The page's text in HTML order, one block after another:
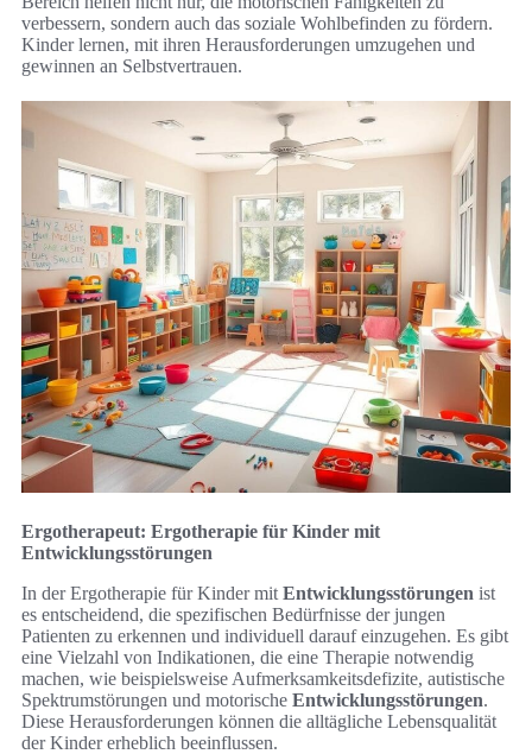
verbessern, sondern auch das soziale Wohlbefinden zu fördern.
Kinder lernen, mit ihren Herausforderungen umzugehen und
gewinnen an Selbstvertrauen.
Ergotherapeut: Ergotherapie für Kinder mit
Entwicklungsstörungen
In der Ergotherapie für Kinder mit Entwicklungsstörungen ist
es entscheidend, die spezifischen Bedürfnisse der jungen
Patienten zu erkennen und individuell darauf einzugehen. Es gibt
eine Vielzahl von Indikationen, die eine Therapie notwendig
machen, wie beispielsweise Aufmerksamkeitsdefizite, autistische
Spektrumstörungen und motorische Entwicklungsstörungen.
Diese Herausforderungen können die alltägliche Lebensqualität
der Kinder erheblich beeinflussen.